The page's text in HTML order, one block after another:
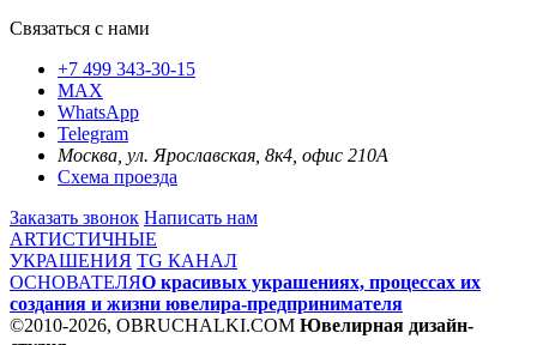
Связаться с нами
+7 499 343-30-15
MAX
WhatsApp
Telegram
Москва, ул. Ярославская, 8к4, офис 210А
Схема проезда
Заказать звонок Написать нам
ARTИСТИЧНЫЕ
УКРАШЕНИЯ TG КАНАЛ
ОСНОВАТЕЛЯО красивых украшениях, процессах их
создания и жизни ювелира-предпринимателя
©2010-2026, OBRUCHALKI.COM Ювелирная дизайн-